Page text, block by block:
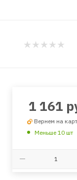
1 161
Вернем на
Меньше 10 шт